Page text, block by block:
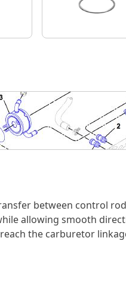
between control
allowing smooth
the carburetor